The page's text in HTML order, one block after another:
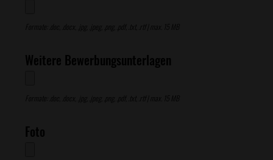
Formate: .doc, .docx, .jpg, .jpeg, .png, .pdf, .txt, .rtf | max. 15 MB
Weitere Bewerbungsunterlagen
Formate: .doc, .docx, .jpg, .jpeg, .png, .pdf, .txt, .rtf | max. 15 MB
Foto